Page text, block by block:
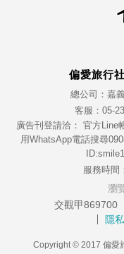
偏愛旅行
總公司：嘉
客服：05-
廣告刊登請洽： 官方Line
用WhatsApp電話搜尋
服務時間
瀏
交觀甲869700
隱
Copyright © 2017 偏愛